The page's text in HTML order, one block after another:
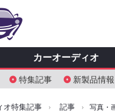
カーオーディオ
特集記事 新製品情報
オ特集記事 › 記事 › 写真・